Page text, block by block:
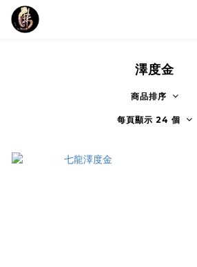
澤度金
商品排序
每頁顯示 24 個